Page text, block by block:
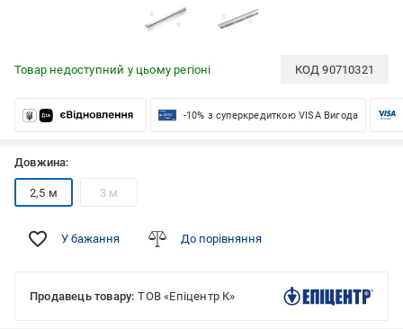
Товар недоступний у цьому регіоні КОД90710321
-10% з суперкредиткою VISA Вигода
Довжина:
2,5 м 3 м
У бажання До порівняння
Продавець товару: ТОВ «Епіцентр К»